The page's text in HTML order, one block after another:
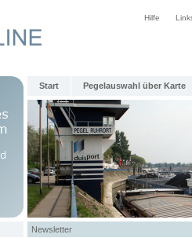
Hilfe
Start Pegelauswahl über Karte
Newsletter